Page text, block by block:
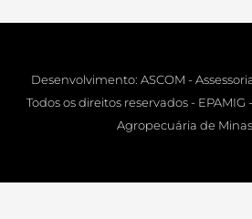
Desenvolvimento: ASCOM -
Todos os direitos reservados -
Agropecuária de